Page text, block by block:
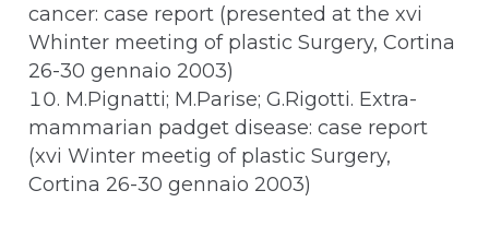
cancer: case report (presented at the xvi
Whinter meeting of plastic Surgery, Cortina
26-30 gennaio 2003)
M.Pignatti; M.Parise; G.Rigotti. Extra-
mammarian padget disease: case report
(xvi Winter meetig of plastic Surgery,
Cortina 26-30 gennaio 2003)